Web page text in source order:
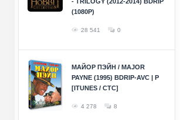
(1080P)
28 541 0
МАЙОР ПЭЙН / MAJOR
PAYNE (1995) BDRIP-AVC | P
[ITUNES / СТС]
4 278 8